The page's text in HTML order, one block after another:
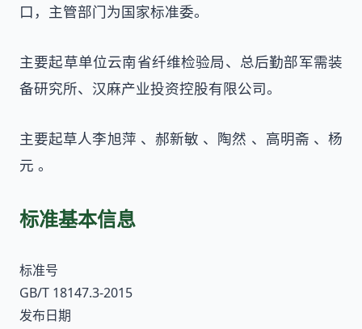
口，主管部门为国家标准委。
主要起草单位云南省纤维检验局、总后勤部军需装
备研究所、汉麻产业投资控股有限公司。
主要起草人李旭萍 、郝新敏 、陶然 、高明斋 、杨
元 。
标准基本信息
标准号
GB/T 18147.3-2015
发布日期